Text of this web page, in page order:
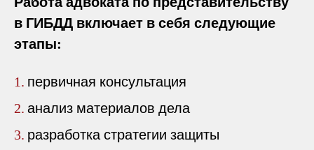
в ГИБДД включает в себя следующие
этапы:
1. первичная консультация
2. анализ материалов дела
3. разработка стратегии защиты